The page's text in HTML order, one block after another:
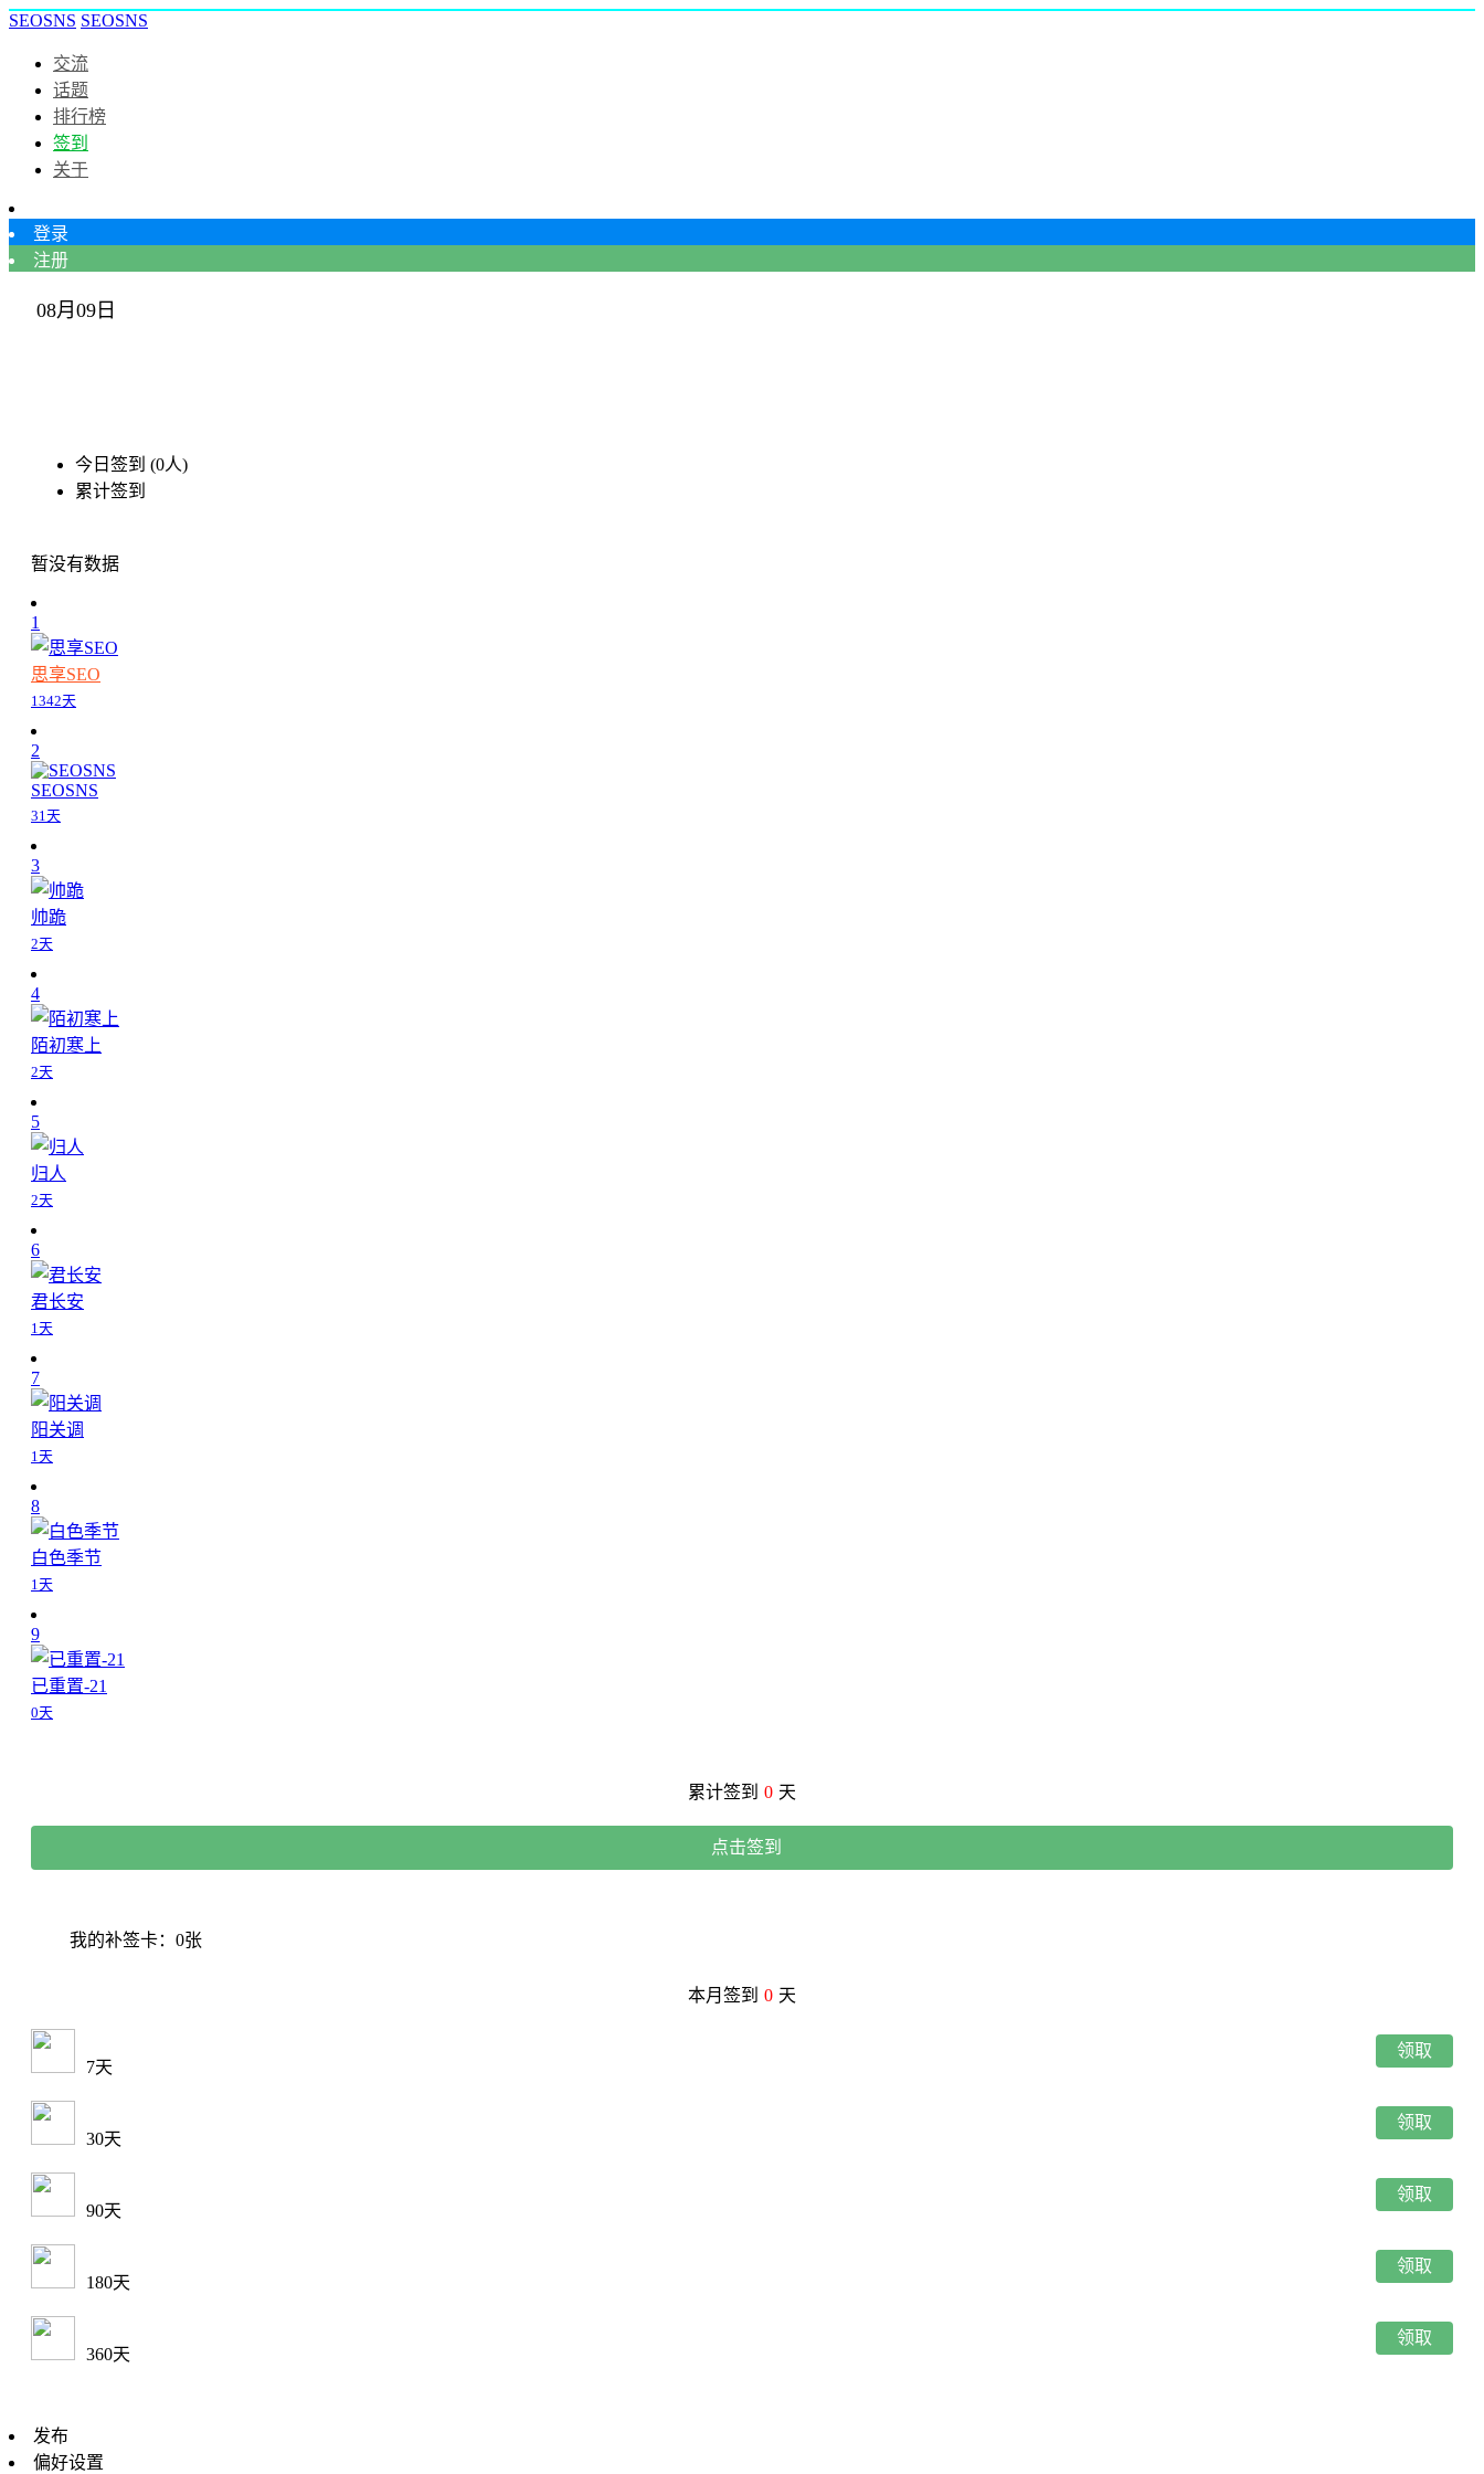
SEOSNS SEOSNS
交流
话题
排行榜
签到
关于
登录
注册
08月09日
今日签到 (0人)
累计签到
暂没有数据
1
思享SEO
1342天
2
SEOSNS
31天
3
帅跪
2天
4
陌初寒上
2天
5
归人
2天
6
君长安
1天
7
阳关调
1天
8
白色季节
1天
9
已重置-21
0天
累计签到 0 天
点击签到
我的补签卡：0张
本月签到 0 天
7天
领取
30天
领取
90天
领取
180天
领取
360天
领取
发布
偏好设置